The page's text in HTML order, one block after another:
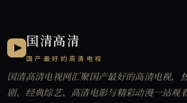
国清高清
国产最好的高清电视
国清高清电视网汇聚国产最好的高清电视，
剧、经典综艺、高清电影与精彩动漫一站观